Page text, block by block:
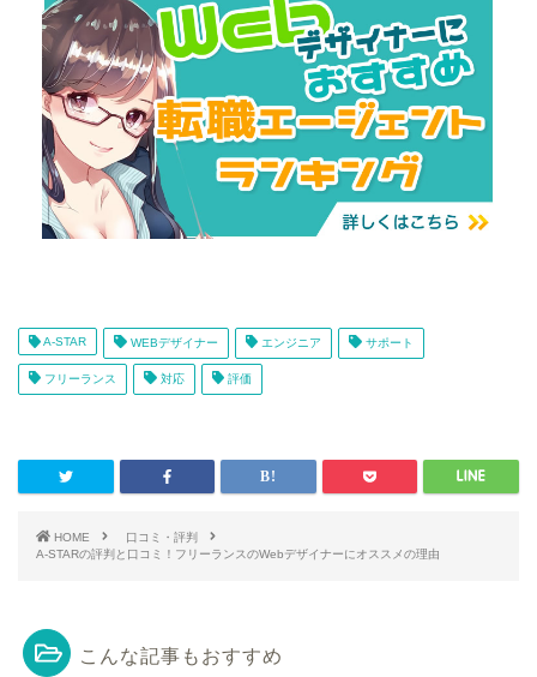
A-STAR WEBデザイナー エンジニア サポート
フリーランス 対応 評価
HOME
口コミ・評判
A-STARの評判と口コミ！フリーランスのWebデザイナーにオススメの理由
こんな記事もおすすめ